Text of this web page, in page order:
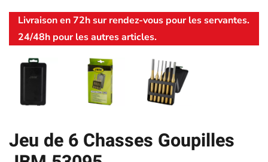
Livraison en 72h sur rendez-vous pour les servantes.
24/48h pour les autres articles.
Jeu de 6 Chasses Goupilles